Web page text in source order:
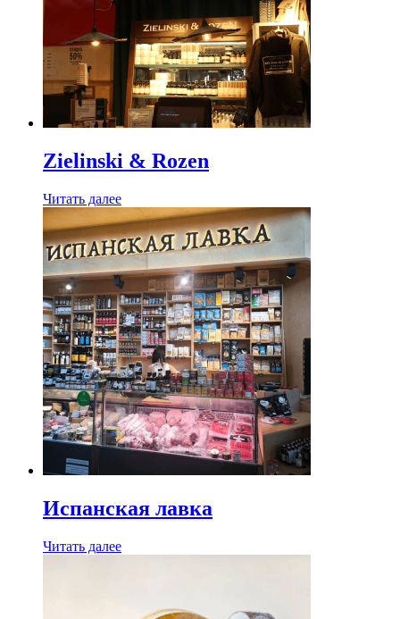
Zielinski & Rozen
Читать далее
Испанская лавка
Читать далее